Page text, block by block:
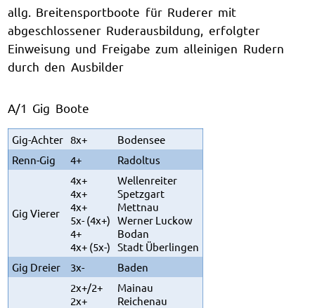
allg. Breitensportboote für Ruderer mit
abgeschlossener Ruderausbildung, erfolgter
Einweisung und Freigabe zum alleinigen Rudern
durch den Ausbilder
A/1 Gig Boote
Gig-Achter 8x+
Bodensee
Renn-Gig
4+ Radoltus
Gig Vierer
4x+
4x+
4x+
5x- (4x+)
4+
4x+ (5x-)
Wellenreiter
Spetzgart
Mettnau
Werner Luckow
Bodan
Stadt Überlingen
Gig Dreier
3x- Baden
2x+/2+
2x+
Mainau
Reichenau